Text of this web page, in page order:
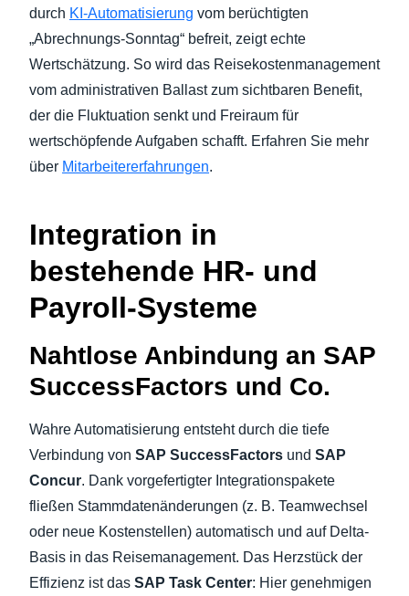
durch KI-Automatisierung vom berüchtigten
„Abrechnungs-Sonntag“ befreit, zeigt echte
Wertschätzung. So wird das Reisekostenmanagement
vom administrativen Ballast zum sichtbaren Benefit,
der die Fluktuation senkt und Freiraum für
wertschöpfende Aufgaben schafft. Erfahren Sie mehr
über Mitarbeitererfahrungen.
Integration in
bestehende HR- und
Payroll-Systeme
Nahtlose Anbindung an SAP
SuccessFactors und Co.
Wahre Automatisierung entsteht durch die tiefe
Verbindung von SAP SuccessFactors und SAP
Concur. Dank vorgefertigter Integrationspakete
fließen Stammdatenänderungen (z. B. Teamwechsel
oder neue Kostenstellen) automatisch und auf Delta-
Basis in das Reisemanagement. Das Herzstück der
Effizienz ist das SAP Task Center: Hier genehmigen